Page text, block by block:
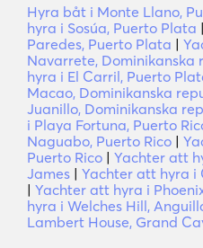
Hyra båt i Monte Llano,
hyra i Sosúa, Puerto Plata |
Paredes, Puerto Plata |
Navarrete, Dominikanska
hyra i El Carril, Puerto
Macao, Dominikanska
Juanillo, Dominikanska
i Playa Fortuna, Puerto
Naguabo, Puerto Rico |
Puerto Rico | Yachter att
James | Yachter att hyra i
| Yachter att hyra i
hyra i Welches Hill,
Lambert House, Grand